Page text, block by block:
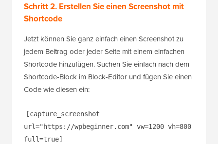
Schritt 2. Erstellen Sie einen Screenshot mit
Shortcode
Jetzt können Sie ganz einfach einen Screenshot zu
jedem Beitrag oder jeder Seite mit einem einfachen
Shortcode hinzufügen. Suchen Sie einfach nach dem
Shortcode-Block im Block-Editor und fügen Sie einen
Code wie diesen ein:
[capture_screenshot
url="https://wpbeginner.com" vw=1200 vh=800
full=true]